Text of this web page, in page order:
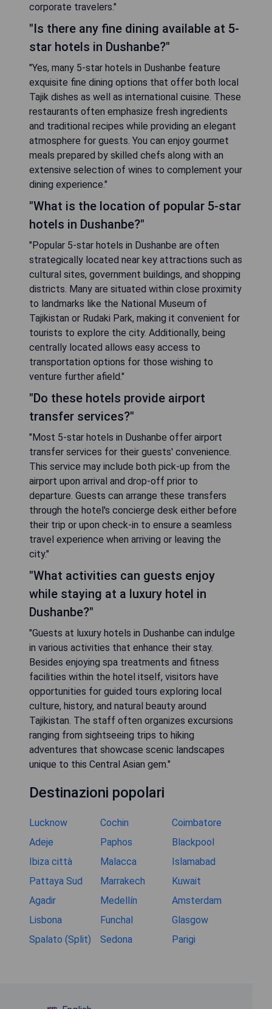
corporate travelers."
"Is there any fine dining available at 5-
star hotels in Dushanbe?"
"Yes, many 5-star hotels in Dushanbe feature
exquisite fine dining options that offer both local
Tajik dishes as well as international cuisine. These
restaurants often emphasize fresh ingredients
and traditional recipes while providing an elegant
atmosphere for guests. You can enjoy gourmet
meals prepared by skilled chefs along with an
extensive selection of wines to complement your
dining experience."
"What is the location of popular 5-star
hotels in Dushanbe?"
"Popular 5-star hotels in Dushanbe are often
strategically located near key attractions such as
cultural sites, government buildings, and shopping
districts. Many are situated within close proximity
to landmarks like the National Museum of
Tajikistan or Rudaki Park, making it convenient for
tourists to explore the city. Additionally, being
centrally located allows easy access to
transportation options for those wishing to
venture further afield."
"Do these hotels provide airport
transfer services?"
"Most 5-star hotels in Dushanbe offer airport
transfer services for their guests' convenience.
This service may include both pick-up from the
airport upon arrival and drop-off prior to
departure. Guests can arrange these transfers
through the hotel's concierge desk either before
their trip or upon check-in to ensure a seamless
travel experience when arriving or leaving the
city."
"What activities can guests enjoy
while staying at a luxury hotel in
Dushanbe?"
"Guests at luxury hotels in Dushanbe can indulge
in various activities that enhance their stay.
Besides enjoying spa treatments and fitness
facilities within the hotel itself, visitors have
opportunities for guided tours exploring local
culture, history, and natural beauty around
Tajikistan. The staff often organizes excursions
ranging from sightseeing trips to hiking
adventures that showcase scenic landscapes
unique to this Central Asian gem."
Destinazioni popolari
Lucknow Cochin
Coimbatore
Adeje
Paphos
Blackpool
Ibiza città
Malacca
Islamabad
Pattaya Sud
Marrakech
Kuwait
Agadir
Medellín
Amsterdam
Lisbona
Funchal
Glasgow
Spalato (Split)
Sedona Parigi